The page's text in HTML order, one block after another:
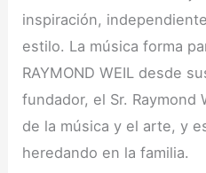
inspiración,
estilo. La música forma
RAYMOND WEIL desde
fundador, el Sr. Raymond
de la música y el arte, y
heredando en la familia.